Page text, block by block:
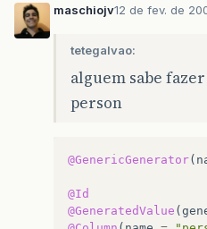
maschiojv12 de fev. de
tetegalvao:
alguem sabe
person
@GenericGenerator(
@Id
@GeneratedValue (